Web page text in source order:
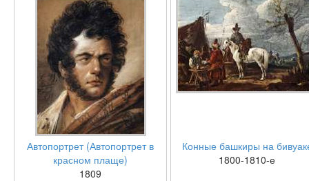
Автопортрет (Автопортрет в
красном плаще)
1809
Конные башкиры на
1800-1810-е